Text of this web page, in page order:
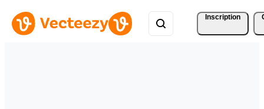
Inscription